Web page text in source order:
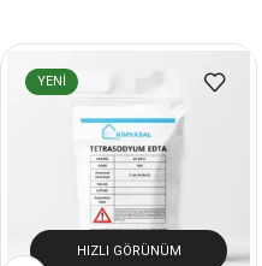
YENI
HIZLI GÖRÜNÜM